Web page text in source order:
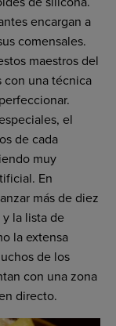
encargan a
comensales.
maestros del
con una técnica
el
de cada
muy
En
más de diez
la lista de
la extensa
de los
con una zona
directo.